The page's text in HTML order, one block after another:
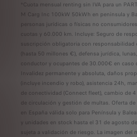
*Cuota mensual renting sin IVA para un
M Carg Inc 100kW 50kWh en peninsula y
personas jurídicas o físicas no
cuotas y 60.000 km. Incluye: Seguro de
suscripción obligatoria con responsabilidad
(hasta 50 millones €), defensa jurídica,
conductor y ocupantes de 30.000€ en caso
Invalidez permanente y absoluta, daños
(incluye incendio y robo), asistencia 24h,
de conectividad (Connect fleet), cambio de
de circulación y gestión de multas. Oferta de
en España válida solo para Península y
y unidades en stock hasta el 31 de agosto
sujeta a validación de riesgo. La imagen del